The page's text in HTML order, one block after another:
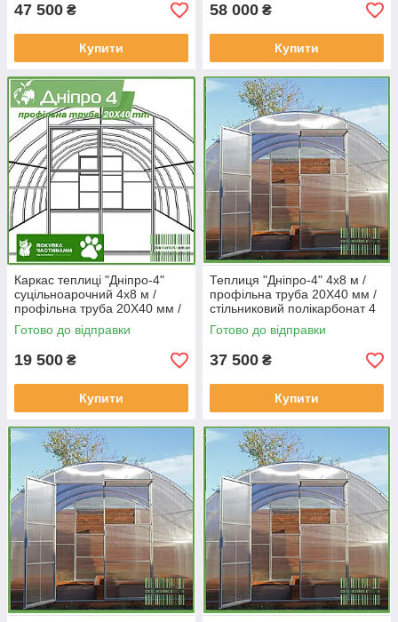
47 500 ₴
Купити
58 000 ₴
Купити
Каркас теплиці "Дніпро-4"
суцільноарочний 4х8 м /
профільна труба 20Х40 мм /
під стільниковий
полікарбонат
Готово до відправки
19 500 ₴
Купити
Теплиця "Дніпро-4" 4х8 м /
профільна труба 20Х40 мм /
стільниковий полікарбонат 4
мм Standard
Готово до відправки
37 500 ₴
Купити